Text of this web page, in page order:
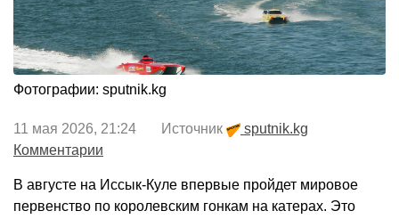
Фотографии: sputnik.kg
11 мая 2026, 21:24 Источник
sputnik.kg
Комментарии
В августе на Иссык-Куле впервые пройдет мировое
первенство по королевским гонкам на катерах. Это